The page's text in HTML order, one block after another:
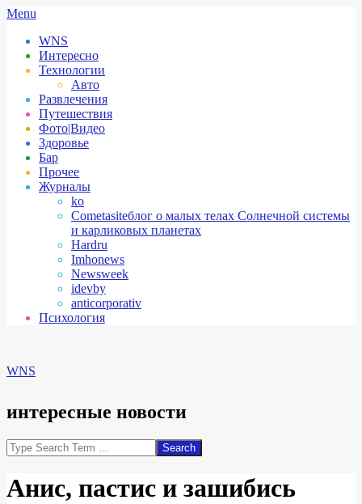
Skip
content
Secondary
Menu
Menu
WNS
Интересно
Технологии
Авто
Развлечения
Путешествия
Фото|Видео
Здоровье
Бар
Прочее
Журналы
ko
Cometasiteблог о малых телах Солнечной системы
и карликовых планетах
Hardru
Imhonews
Newsweek
idevby
anticorporativ
Психология
WNS
интересные новости
Search
Анис, пастис и зашибись